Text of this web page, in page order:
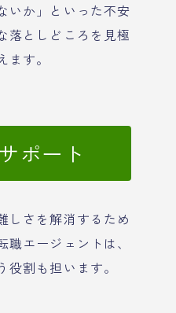
いか」といった不安
落としどころを見極
す。
ポート
しさを解消するため
エージェントは、
割も担います。